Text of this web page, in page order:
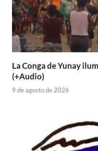
La Conga de Yunay
(+Audio)
9 de agosto de 2026